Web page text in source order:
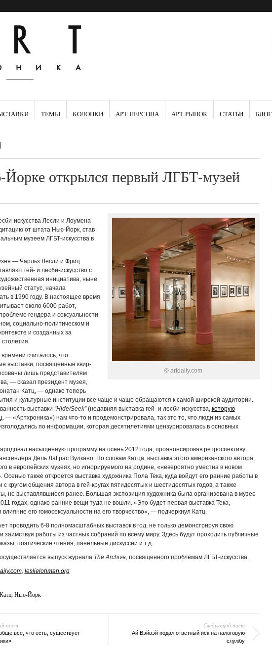
ТЕМЫ КОЛОНКИ АРТ-ПЕРСОНА АРТ-РЫНОК СТАТЬИ БЛОГ
открылся первый ЛГБТ-музей
© artdaily.com
искусства Лесли и Лоумена
от штата Нью-Йорк, став
музеем ЛГБТ-искусства в
— Чарльз Лесли и Фриц
гей- и лесби-искусство с
инициатива, ныне
статус, начала
в 1990 году. В настоящее время
около 6000 работ,
гендера и сексуальности
социально-политическом и
и созданных за
считалось, что
выставки, посвященные квир-
лишь представителям
— сказал президент музея,
Катц, — однако теперь
и культурные институции все чаще и чаще обращаются к самой широкой аудитории.
выставки “Hide/Seek”(недавняя выставка гей- и лесби-искусства, которую
. — «Артхроника») нам что-то и продемонстрировала, так это то, что люди из самых
по информации, которая десятилетиями цензурировалась в основных
насыщенную программу на осень 2012 года, проанонсировав ретроспективу
Дель ЛаГрас Вулкано. По словам Катца, выставка этого американского автора,
в европейских музеях, но игнорируемого на родине, «невероятно уместна в новом
Осенью также откроется выставка художника Пола Тека, куда войдут его ранние работы в
с кругом общения автора в гей-кругах пятидесятых и шестидесятых годов, а также
не выставлявшиеся ранее. Большая экспозиция художника была организована в музее
годах, однако ранние вещи туда не вошли. «Это будет первая выставка Тека,
его гомосексуальности на его творчество», — подчеркнул Катц.
проводить 6-8 полномасштабных выставок в год, не только демонстрируя свою
заимствуя работы из частных собраний по всему миру. Здесь будут проходить публичные
поэтические чтения, панельные дискуссии и т.д.
выпуск журнала The Archive, посвященного проблемам ЛГБТ-искусства.
, leslielohman.org
, Нью-Йорк
пост
все, что есть, существует
Следующий пост
Ай Вэйвэй подал ответный иск на налоговую
службу